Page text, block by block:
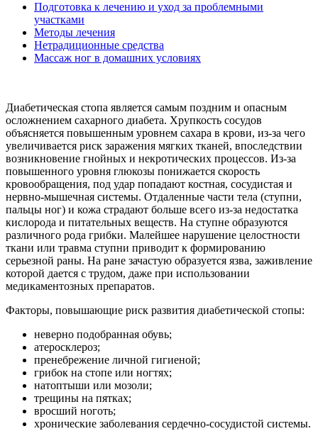
Подготовка к лечению и уход за проблемными
участками
Методы лечения
Нетрадиционные средства
Массаж ног в домашних условиях
Диабетическая стопа является самым поздним и опасным
осложнением сахарного диабета. Хрупкость сосудов
объясняется повышенным уровнем сахара в крови, из-за чего
увеличивается риск заражения мягких тканей, впоследствии
возникновение гнойных и некротических процессов. Из-за
повышенного уровня глюкозы понижается скорость
кровообращения, под удар попадают костная, сосудистая и
нервно-мышечная системы. Отдаленные части тела (ступни,
пальцы ног) и кожа страдают больше всего из-за недостатка
кислорода и питательных веществ. На ступне образуются
различного рода грибки. Малейшее нарушение целостности
ткани или травма ступни приводит к формированию
серьезной раны. На ране зачастую образуется язва, заживление
которой дается с трудом, даже при использовании
медикаментозных препаратов.
Факторы, повышающие риск развития диабетической стопы:
неверно подобранная обувь;
атеросклероз;
пренебрежение личной гигиеной;
грибок на стопе или ногтях;
натоптыши или мозоли;
трещины на пятках;
вросший ноготь;
хронические заболевания сердечно-сосудистой системы.